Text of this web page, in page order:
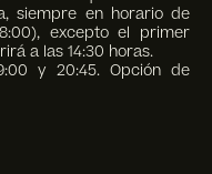
siempre en horario de
excepto el primer
a las 14:30 horas.
y 20:45. Opción de